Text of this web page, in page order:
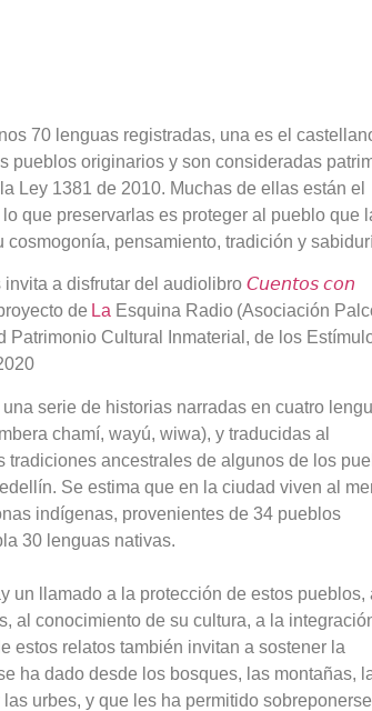
70 lenguas registradas, una es el
pueblos originarios y son consideradas
Ley 1381 de 2010. Muchas de ellas están el
que preservarlas es proteger al pueblo que
cosmogonía, pensamiento, tradición y
invita a disfrutar del audiolibro 𝘊𝘶𝘦𝘯𝘵𝘰𝘴 𝘤𝘰𝘯
de La Esquina Radio (Asociación
Patrimonio Cultural Inmaterial, de los
serie de historias narradas en cuatro
chamí, wayú, wiwa), y traducidas al
tradiciones ancestrales de algunos de los
Se estima que en la ciudad viven al
indígenas, provenientes de 34 pueblos
30 lenguas nativas.
un llamado a la protección de estos pueblos,
al conocimiento de su cultura, a la
estos relatos también invitan a sostener la
ha dado desde los bosques, las montañas,
urbes, y que les ha permitido